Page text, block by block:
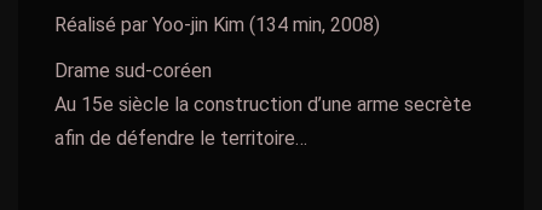
Réalisé par Yoo-jin Kim (134 min, 2008)
Drame sud-coréen
Au 15e siècle la construction d’une arme secrète
afin de défendre le territoire…